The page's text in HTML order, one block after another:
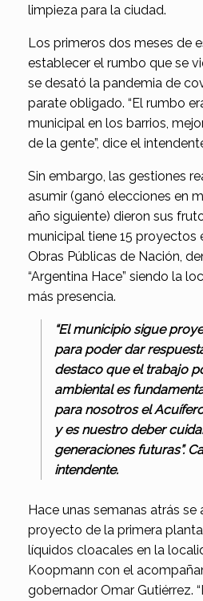
limpieza para la ciudad.
Los primeros dos meses de
establecer el rumbo que se
se desató la pandemia de
parate obligado. “El rumbo
municipal en los barrios,
de la gente”, dice el
Sin embargo, las gestiones
asumir (ganó elecciones en
año siguiente) dieron sus
municipal tiene 15 proyectos
Obras Públicas de Nación,
“Argentina Hace” siendo la
más presencia.
“El municipio sigue
para poder dar
destaco que el trabajo
ambiental es
para nosotros el
y es nuestro deber
generaciones futuras”.
intendente.
Hace unas semanas atrás se
proyecto de la primera
líquidos cloacales en la
Koopmann con el
gobernador Omar Gutiérrez.